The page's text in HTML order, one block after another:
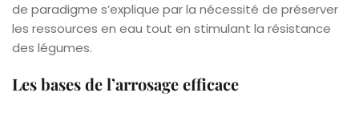
de paradigme s’explique par la nécessité de préserver
les ressources en eau tout en stimulant la résistance
des légumes.
Les bases de l’arrosage efficace